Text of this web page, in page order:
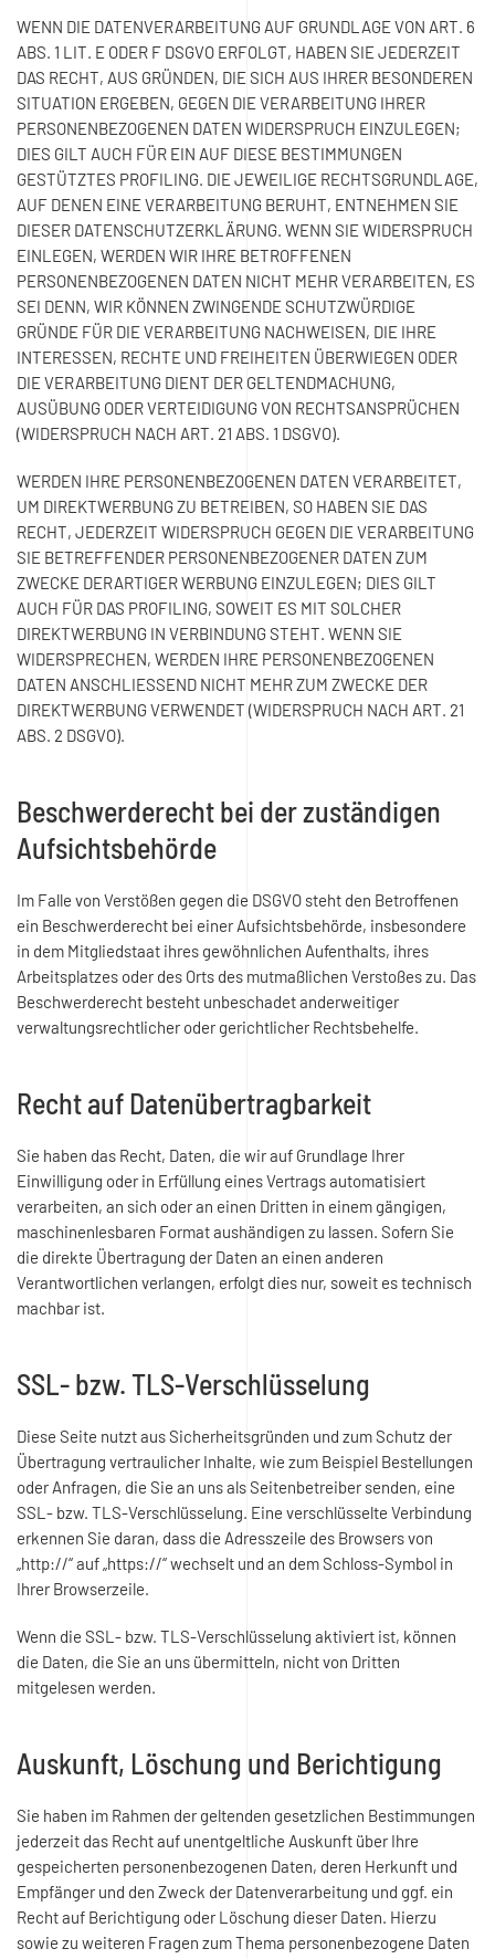
WENN DIE DATENVERARBEITUNG AUF GRUNDLAGE VON ART. 6
ABS. 1 LIT. E ODER F DSGVO ERFOLGT, HABEN SIE JEDERZEIT
DAS RECHT, AUS GRÜNDEN, DIE SICH AUS IHRER BESONDEREN
SITUATION ERGEBEN, GEGEN DIE VERARBEITUNG IHRER
PERSONENBEZOGENEN DATEN WIDERSPRUCH EINZULEGEN;
DIES GILT AUCH FÜR EIN AUF DIESE BESTIMMUNGEN
GESTÜTZTES PROFILING. DIE JEWEILIGE RECHTSGRUNDLAGE,
AUF DENEN EINE VERARBEITUNG BERUHT, ENTNEHMEN SIE
DIESER DATENSCHUTZERKLÄRUNG. WENN SIE WIDERSPRUCH
EINLEGEN, WERDEN WIR IHRE BETROFFENEN
PERSONENBEZOGENEN DATEN NICHT MEHR VERARBEITEN, ES
SEI DENN, WIR KÖNNEN ZWINGENDE SCHUTZWÜRDIGE
GRÜNDE FÜR DIE VERARBEITUNG NACHWEISEN, DIE IHRE
INTERESSEN, RECHTE UND FREIHEITEN ÜBERWIEGEN ODER
DIE VERARBEITUNG DIENT DER GELTENDMACHUNG,
AUSÜBUNG ODER VERTEIDIGUNG VON RECHTSANSPRÜCHEN
(WIDERSPRUCH NACH ART. 21 ABS. 1 DSGVO).
WERDEN IHRE PERSONENBEZOGENEN DATEN VERARBEITET,
UM DIREKTWERBUNG ZU BETREIBEN, SO HABEN SIE DAS
RECHT, JEDERZEIT WIDERSPRUCH GEGEN DIE VERARBEITUNG
SIE BETREFFENDER PERSONENBEZOGENER DATEN ZUM
ZWECKE DERARTIGER WERBUNG EINZULEGEN; DIES GILT
AUCH FÜR DAS PROFILING, SOWEIT ES MIT SOLCHER
DIREKTWERBUNG IN VERBINDUNG STEHT. WENN SIE
WIDERSPRECHEN, WERDEN IHRE PERSONENBEZOGENEN
DATEN ANSCHLIESSEND NICHT MEHR ZUM ZWECKE DER
DIREKTWERBUNG VERWENDET (WIDERSPRUCH NACH ART. 21
ABS. 2 DSGVO).
Beschwerde­recht bei der zuständigen
Aufsichts­behörde
Im Falle von Verstößen gegen die DSGVO steht den Betroffenen
ein Beschwerderecht bei einer Aufsichtsbehörde, insbesondere
in dem Mitgliedstaat ihres gewöhnlichen Aufenthalts, ihres
Arbeitsplatzes oder des Orts des mutmaßlichen Verstoßes zu. Das
Beschwerderecht besteht unbeschadet anderweitiger
verwaltungsrechtlicher oder gerichtlicher Rechtsbehelfe.
Recht auf Daten­übertrag­barkeit
Sie haben das Recht, Daten, die wir auf Grundlage Ihrer
Einwilligung oder in Erfüllung eines Vertrags automatisiert
verarbeiten, an sich oder an einen Dritten in einem gängigen,
maschinenlesbaren Format aushändigen zu lassen. Sofern Sie
die direkte Übertragung der Daten an einen anderen
Verantwortlichen verlangen, erfolgt dies nur, soweit es technisch
machbar ist.
SSL- bzw. TLS-Verschlüsselung
Diese Seite nutzt aus Sicherheitsgründen und zum Schutz der
Übertragung vertraulicher Inhalte, wie zum Beispiel Bestellungen
oder Anfragen, die Sie an uns als Seitenbetreiber senden, eine
SSL- bzw. TLS-Verschlüsselung. Eine verschlüsselte Verbindung
erkennen Sie daran, dass die Adresszeile des Browsers von
„http://“ auf „https://“ wechselt und an dem Schloss-Symbol in
Ihrer Browserzeile.
Wenn die SSL- bzw. TLS-Verschlüsselung aktiviert ist, können
die Daten, die Sie an uns übermitteln, nicht von Dritten
mitgelesen werden.
Auskunft, Löschung und Berichtigung
Sie haben im Rahmen der geltenden gesetzlichen Bestimmungen
jederzeit das Recht auf unentgeltliche Auskunft über Ihre
gespeicherten personenbezogenen Daten, deren Herkunft und
Empfänger und den Zweck der Datenverarbeitung und ggf. ein
Recht auf Berichtigung oder Löschung dieser Daten. Hierzu
sowie zu weiteren Fragen zum Thema personenbezogene Daten